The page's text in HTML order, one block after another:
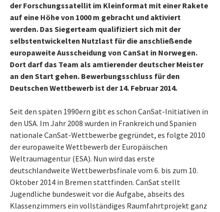
der Forschungssatellit im Kleinformat mit einer Rakete
auf eine Höhe von 1000 m gebracht und aktiviert
werden. Das Siegerteam qualifiziert sich mit der
selbstentwickelten Nutzlast für die anschließende
europaweite Ausscheidung von CanSat in Norwegen.
Dort darf das Team als amtierender deutscher Meister
an den Start gehen. Bewerbungsschluss für den
Deutschen Wettbewerb ist der 14. Februar 2014.
Seit den späten 1990ern gibt es schon CanSat-Initiativen in
den USA. Im Jahr 2008 wurden in Frankreich und Spanien
nationale CanSat-Wettbewerbe gegründet, es folgte 2010
der europaweite Wettbewerb der Europäischen
Weltraumagentur (ESA). Nun wird das erste
deutschlandweite Wettbewerbsfinale vom 6. bis zum 10.
Oktober 2014 in Bremen stattfinden. CanSat stellt
Jugendliche bundesweit vor die Aufgabe, abseits des
Klassenzimmers ein vollständiges Raumfahrtprojekt ganz